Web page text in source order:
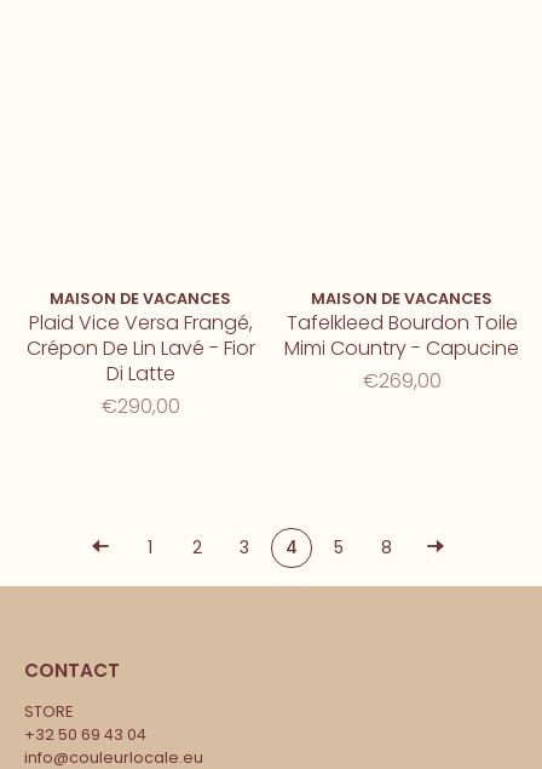
MAISON DE VACANCES
Plaid Vice Versa Frangé,
Crépon De Lin Lavé - Fior
Di Latte
€290,00
MAISON DE VACANCES
Tafelkleed Bourdon Toile
Mimi Country - Capucine
€269,00
1 2 3 4 5 8
CONTACT
STORE
+32 50 69 43 04
info@couleurlocale.eu